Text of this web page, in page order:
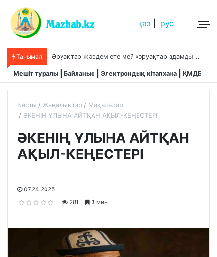
қаз рус
Танымал Ә
руақтар жәрдем ете ме? «әруақтар адамды қорғап жүреді»,-дейді сол рас па?
Мешіт туралы Байланыс Электрондық кітапхана ҚМДБ
Басты Жаңалықтар
Мақалалар
ӘКЕНІҢ ҰЛЫНА АЙТҚАН АҚЫЛ-КЕҢЕСТЕРІ
ӘКЕНІҢ ҰЛЫНА АЙТҚАН
АҚЫЛ-КЕҢЕСТЕРІ
07.24.2025
281
3 мин